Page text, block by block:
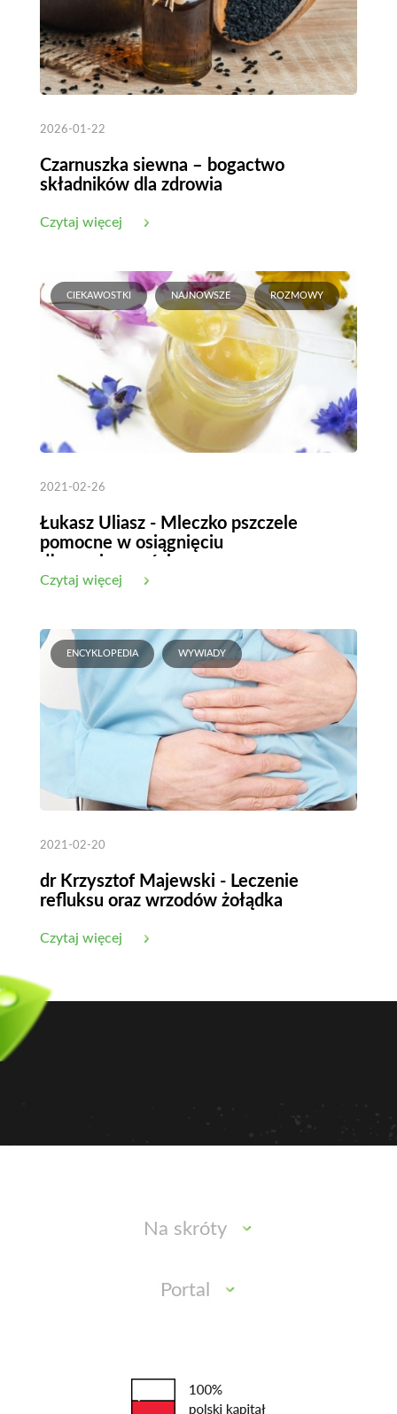
2026-01-22
Czarnuszka siewna – bogactwo
składników dla zdrowia
Czytaj więcej
CIEKAWOSTKI NAJNOWSZE ROZMOWY
2021-02-26
Łukasz Uliasz - Mleczko pszczele
pomocne w osiągnięciu
długowieczności
Czytaj więcej
ENCYKLOPEDIA WYWIADY
2021-02-20
dr Krzysztof Majewski - Leczenie
refluksu oraz wrzodów żołądka
Czytaj więcej
Na skróty
Portal